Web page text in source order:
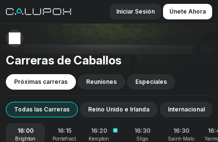
Iniciar Sesión Únete Ahora
Carreras de Caballos
Próximas carreras Reuniones Especiales
Todas las Carreras Reino Unido e Irlanda Internacional
16:00
Brighton
16:15
Pontefract
16:20
Kempton
16:30
Sligo
16:30
Saint-Malo